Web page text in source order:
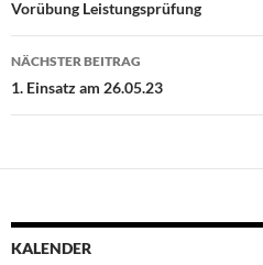
Vorübung Leistungsprüfung
NÄCHSTER BEITRAG
1. Einsatz am 26.05.23
KALENDER